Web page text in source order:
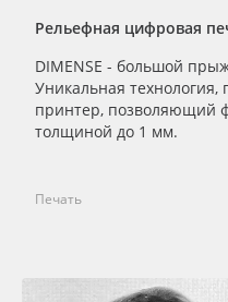
Рельефная цифровая
DIMENSE - большой
Уникальная
принтер, позволяющий
толщиной до 1 мм.
Печать